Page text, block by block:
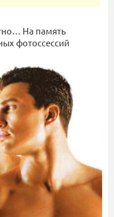
На память
фотоссессий